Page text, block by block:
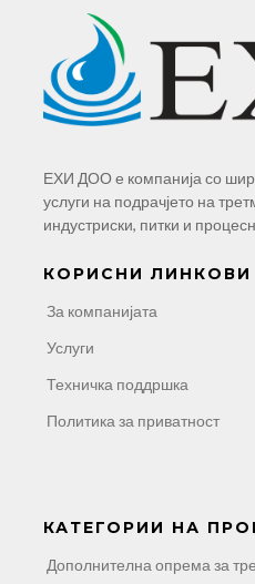
ЕХИ ДОО е компанија со
услуги на подрачјето на
индустриски, питки и
КОРИСНИ ЛИНКОВИ
За компанијата
Услуги
Техничка поддршка
Политика за приватност
КАТЕГОРИИ НА
Дополнителна опрема за